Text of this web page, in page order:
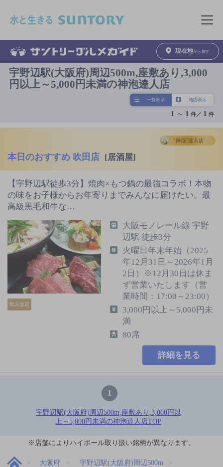
メニュ
現在地から探す
宇野辺駅(大阪府)周辺500m,座敷あり,3,000
円以上～5,000円未満の神泡達人店
一覧表示 地図表示
1 ～ 1 件／ 1 件
本日のおすすめ 吹田店 [居酒屋]
【宇野辺駅徒歩3分】焼肉×もつ鍋の最強コラボ！本物
の味をお子様からお年寄りまでみんなに届けたい。最
高級黒毛和牛な…
飲み放題
大阪モノレール線 宇野
辺駅 徒歩3分
火曜日年末年始（2025
年12月31日～2026年1月
2日）※12月30日は休ま
ず営業いたします（営
業時間：17:00～23:00）
3,000円以上～5,000円未
満
80席
詳細を見る
1
宇野辺駅(大阪府)周辺500m,座敷あり,3,000円以
上～5,000円未満の神泡達人店TOP
※店舗によりハイボール取り扱い銘柄が異なります。
大阪府
宇野辺駅(大阪府)周辺500m